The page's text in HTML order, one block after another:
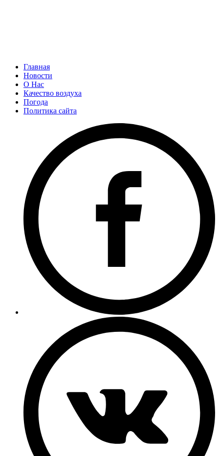
Главная
Новости
О Нас
Качество воздуха
Погода
Политика сайта